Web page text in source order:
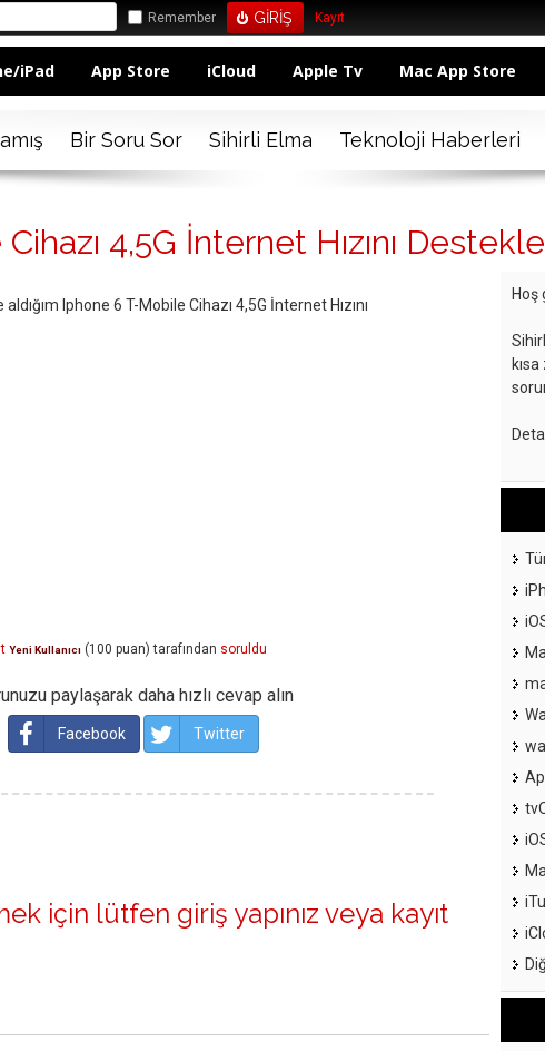
Remember Kayıt
iPad App Store iCloud Apple Tv Mac App Store
Bir Soru Sor Sihirli Elma Teknoloji Haberleri
4,5G İnternet Hızını
Iphone 6 T-Mobile Cihazı 4,5G İnternet Hızını
Yeni Kullanıcı (100 puan) tarafından soruldu
paylaşarak daha hızlı cevap alın
Facebook Twitter
için lütfen giriş yapınız veya kayıt
Hoş